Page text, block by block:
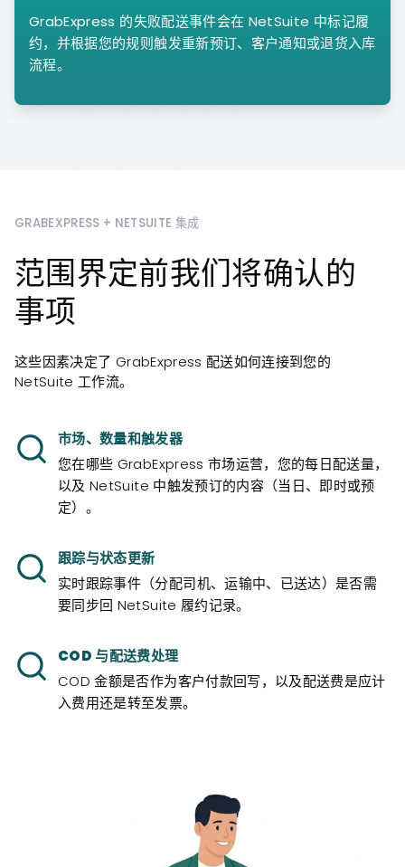
GrabExpress 的失败配送事件会在 NetSuite 中标记履
约，并根据您的规则触发重新预订、客户通知或退货入库
流程。
GRABEXPRESS + NETSUITE 集成
范围界定前我们将确认的
事项
这些因素决定了 GrabExpress 配送如何连接到您的
NetSuite 工作流。
市场、数量和触发器
您在哪些 GrabExpress 市场运营，您的每日配送量，
以及 NetSuite 中触发预订的内容（当日、即时或预
定）。
跟踪与状态更新
实时跟踪事件（分配司机、运输中、已送达）是否需
要同步回 NetSuite 履约记录。
COD 与配送费处理
COD 金额是否作为客户付款回写，以及配送费是应计
入费用还是转至发票。